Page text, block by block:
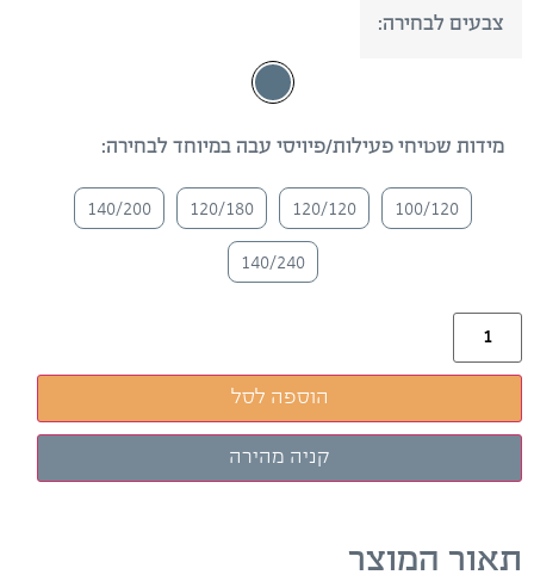
צבעים לבחירה:
מידות שטיחי פעילות/פיויסי עבה במיוחד לבחירה:
100/120
120/120
120/180
140/200
140/240
הוספה לסל
תאור המוצר